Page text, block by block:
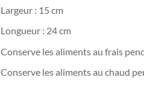
Largeur : 15 cm
Longueur : 24 cm
Conserve les aliments au frais
Conserve les aliments au chaud